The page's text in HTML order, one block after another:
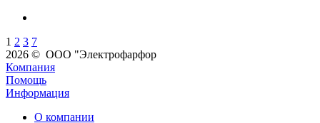
1 2 3 7
2026 © ООО "Электрофарфор
Компания
Помощь
Информация
О компании